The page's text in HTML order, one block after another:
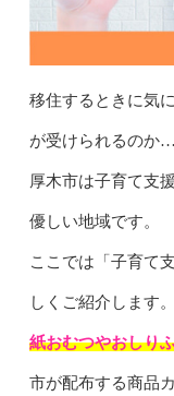
移住するときに気
が受けられるのか
厚木市は子育て支
優しい地域です。
ここでは「子育て
しくご紹介します。
紙おむつやおしり
市が配布する商品